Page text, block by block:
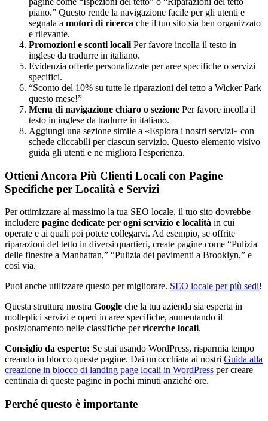
piano.” Questo rende la navigazione facile per gli utenti e
segnala a motori di ricerca che il tuo sito sia ben organizzato
e rilevante.
Promozioni e sconti locali Per favore incolla il testo in
inglese da tradurre in italiano.
Evidenzia offerte personalizzate per aree specifiche o servizi
specifici.
“Sconto del 10% su tutte le riparazioni del tetto a Wicker Park
questo mese!”
Menu di navigazione chiaro o sezione Per favore incolla il
testo in inglese da tradurre in italiano.
Aggiungi una sezione simile a «Esplora i nostri servizi» con
schede cliccabili per ciascun servizio. Questo elemento visivo
guida gli utenti e ne migliora l'esperienza.
Ottieni Ancora Più Clienti Locali con Pagine
Specifiche per Località e Servizi
Per ottimizzare al massimo la tua SEO locale, il tuo sito dovrebbe
includere pagine dedicate per ogni servizio e località in cui
operate e ai quali poi potete collegarvi. Ad esempio, se offrite
riparazioni del tetto in diversi quartieri, create pagine come “Pulizia
delle finestre a Manhattan,” “Pulizia dei pavimenti a Brooklyn,” e
così via.
Puoi anche utilizzare questo per migliorare. SEO locale per più sedi!
Questa struttura mostra Google che la tua azienda sia esperta in
molteplici servizi e operi in aree specifiche, aumentando il
posizionamento nelle classifiche perricerche locali.
Consiglio da esperto: Se stai usando WordPress, risparmia tempo
creando in blocco queste pagine. Dai un'occhiata ai nostri Guida alla
creazione in blocco di landing page locali in WordPress per creare
centinaia di queste pagine in pochi minuti anziché ore.
Perché questo è importante